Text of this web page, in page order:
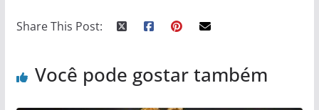
Share This Post:
Você pode gostar também